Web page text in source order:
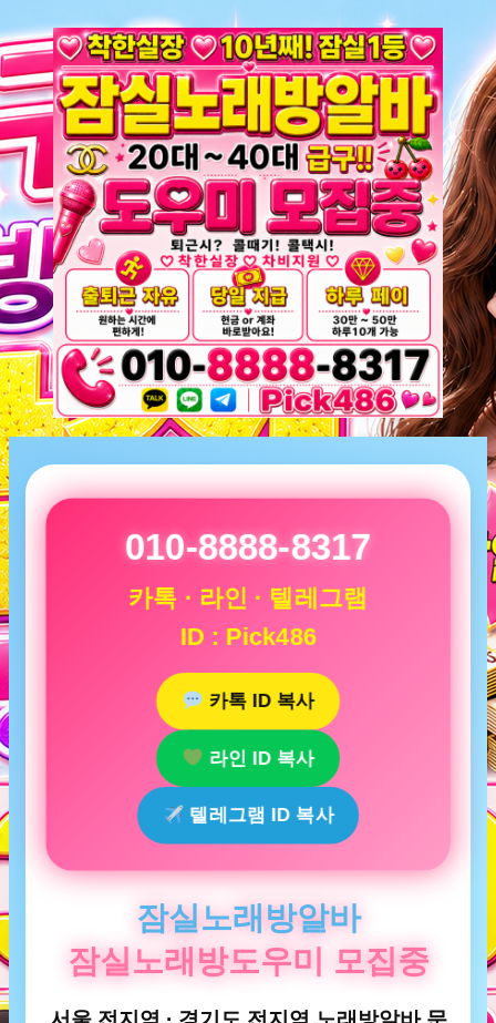
010-8888-8317
카톡 · 라인 · 텔레그램
ID : Pick486
카톡 ID 복사
라인 ID 복사
텔레그램 ID 복사
잠실노래방알바
잠실노래방도우미 모집중